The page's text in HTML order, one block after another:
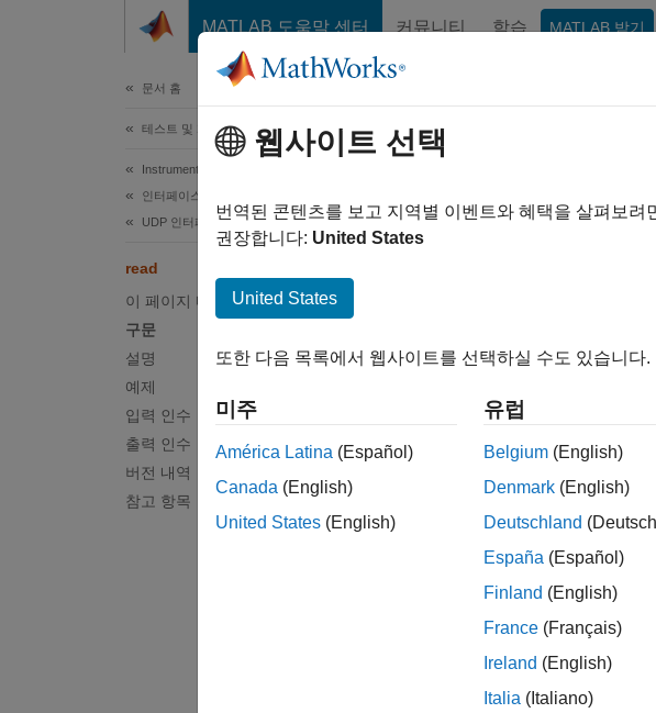
MATLAB 도움말 센터 커뮤니티 학습 MATLAB 받기
문서 홈
테스트 및 계측(T&M)
Instrument Control Toolbox
인터페이스 기반 계측기 통신
UDP 인터페이스
read
이 페이지 내용
구문
설명
예제
입력 인수
출력 인수
버전 내역
참고 항목
이 페이지는 기계 번역을 사
구문
data = read(u,count)
data =
설명
= read(u,count)는 지
객체 의 경우 결과
값은 double형으로 반환됩니
웹사이트 선택
번역된 콘텐츠를 보고 지역별 이벤트와 혜택을 살펴보
권장합니다: United States
United States
또한 다음 목록에서 웹사이트를 선택하실 수도 있습니다.
미주
América Latina (Español)
Canada (English)
United States (English)
유럽
Belgium (English)
Denmark (English)
Deutschland
España (Español)
Finland (English)
France (Français)
Ireland (English)
Italia (Italiano)